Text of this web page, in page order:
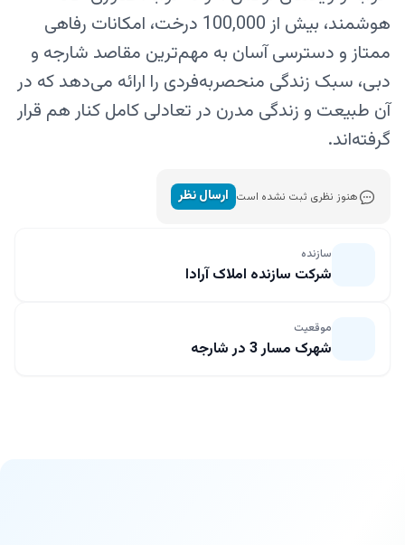
هوشمند، بیش از 100,000 درخت، امکانات رفاهی
ممتاز و دسترسی آسان به مهم‌ترین مقاصد شارجه و
دبی، سبک زندگی منحصربه‌فردی را ارائه می‌دهد که در
آن طبیعت و زندگی مدرن در تعادلی کامل کنار هم قرار
گرفته‌اند.
هنوز نظری ثبت نشده است ارسال نظر
سازنده
شرکت سازنده املاک آرادا
موقعیت
شهرک مسار 3 در شارجه